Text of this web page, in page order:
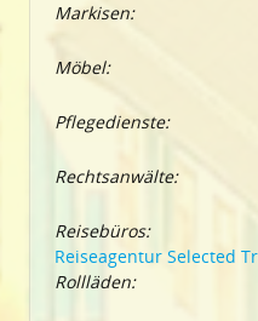
Markisen:
Möbel:
Pflegedienste:
Rechtsanwälte:
Reisebüros:
Reiseagentur Selected
Rollläden: